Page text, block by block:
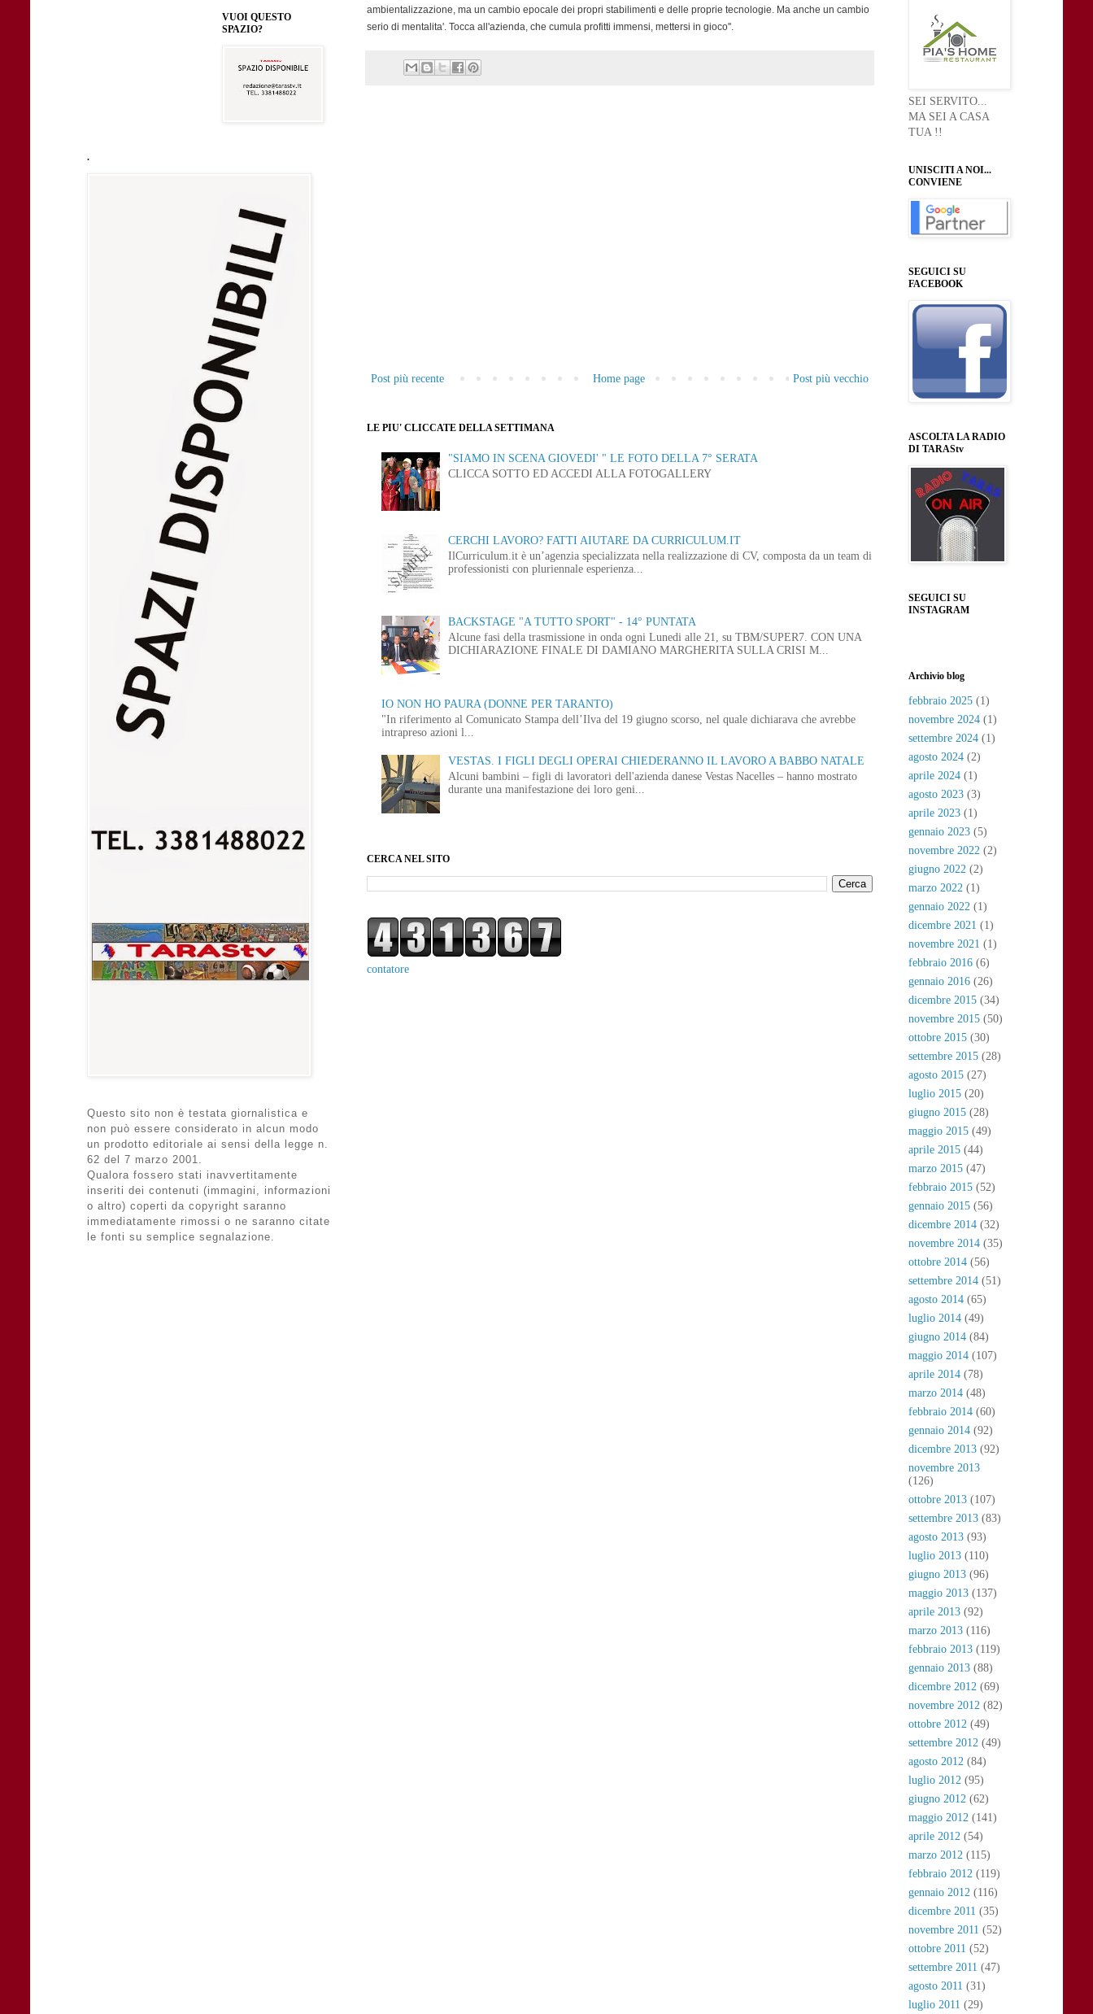
ambientalizzazione, ma un cambio epocale dei propri stabilimenti e delle proprie tecnologie. Ma anche un cambio
serio di mentalita'. Tocca all'azienda, che cumula profitti immensi, mettersi in gioco''.
Post più recente Post più vecchio
Home page
LE PIU' CLICCATE DELLA SETTIMANA
"SIAMO IN SCENA GIOVEDI' " LE FOTO DELLA 7° SERATA
CLICCA SOTTO ED ACCEDI ALLA FOTOGALLERY
CERCHI LAVORO? FATTI AIUTARE DA CURRICULUM.IT
IlCurriculum.it è un’agenzia specializzata nella realizzazione di CV, composta da un team di
professionisti con pluriennale esperienza...
BACKSTAGE "A TUTTO SPORT" - 14° PUNTATA
Alcune fasi della trasmissione in onda ogni Lunedi alle 21, su TBM/SUPER7. CON UNA
DICHIARAZIONE FINALE DI DAMIANO MARGHERITA SULLA CRISI M...
IO NON HO PAURA (DONNE PER TARANTO)
"In riferimento al Comunicato Stampa dell’Ilva del 19 giugno scorso, nel quale dichiarava che avrebbe
intrapreso azioni l...
VESTAS. I FIGLI DEGLI OPERAI CHIEDERANNO IL LAVORO A BABBO NATALE
Alcuni bambini – figli di lavoratori dell'azienda danese Vestas Nacelles – hanno mostrato
durante una manifestazione dei loro geni...
CERCA NEL SITO
contatore
VUOI QUESTO
SPAZIO?
.
Questo sito non è testata giornalistica e
non può essere considerato in alcun modo
un prodotto editoriale ai sensi della legge n.
62 del 7 marzo 2001.
Qualora fossero stati inavvertitamente
inseriti dei contenuti (immagini, informazioni
o altro) coperti da copyright saranno
immediatamente rimossi o ne saranno citate
le fonti su semplice segnalazione.
SEI SERVITO...
MA SEI A CASA
TUA !!
UNISCITI A NOI...
CONVIENE
SEGUICI SU
FACEBOOK
ASCOLTA LA RADIO
DI TARAStv
SEGUICI SU
INSTAGRAM
Archivio blog
febbraio 2025 (1)
novembre 2024 (1)
settembre 2024 (1)
agosto 2024 (2)
aprile 2024 (1)
agosto 2023 (3)
aprile 2023 (1)
gennaio 2023 (5)
novembre 2022 (2)
giugno 2022 (2)
marzo 2022 (1)
gennaio 2022 (1)
dicembre 2021 (1)
novembre 2021 (1)
febbraio 2016 (6)
gennaio 2016 (26)
dicembre 2015 (34)
novembre 2015 (50)
ottobre 2015 (30)
settembre 2015 (28)
agosto 2015 (27)
luglio 2015 (20)
giugno 2015 (28)
maggio 2015 (49)
aprile 2015 (44)
marzo 2015 (47)
febbraio 2015 (52)
gennaio 2015 (56)
dicembre 2014 (32)
novembre 2014 (35)
ottobre 2014 (56)
settembre 2014 (51)
agosto 2014 (65)
luglio 2014 (49)
giugno 2014 (84)
maggio 2014 (107)
aprile 2014 (78)
marzo 2014 (48)
febbraio 2014 (60)
gennaio 2014 (92)
dicembre 2013 (92)
novembre 2013
(126)
ottobre 2013 (107)
settembre 2013 (83)
agosto 2013 (93)
luglio 2013 (110)
giugno 2013 (96)
maggio 2013 (137)
aprile 2013 (92)
marzo 2013 (116)
febbraio 2013 (119)
gennaio 2013 (88)
dicembre 2012 (69)
novembre 2012 (82)
ottobre 2012 (49)
settembre 2012 (49)
agosto 2012 (84)
luglio 2012 (95)
giugno 2012 (62)
maggio 2012 (141)
aprile 2012 (54)
marzo 2012 (115)
febbraio 2012 (119)
gennaio 2012 (116)
dicembre 2011 (35)
novembre 2011 (52)
ottobre 2011 (52)
settembre 2011 (47)
agosto 2011 (31)
luglio 2011 (29)